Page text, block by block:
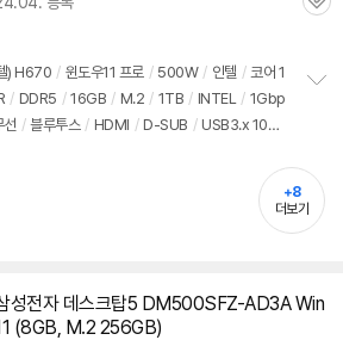
관
) H670 / 윈도우11 프로 / 500W / 인텔 / 코어 1
/ DDR5 / 16GB / M.2 / 1TB / INTEL / 1Gbp
/ 블루투스 / HDMI / D-SUB / USB3.x 10Gb
원
기
+8
더보기
성전자 데스크탑5 DM500SFZ-AD3A Win
(8GB, M.2 256GB)